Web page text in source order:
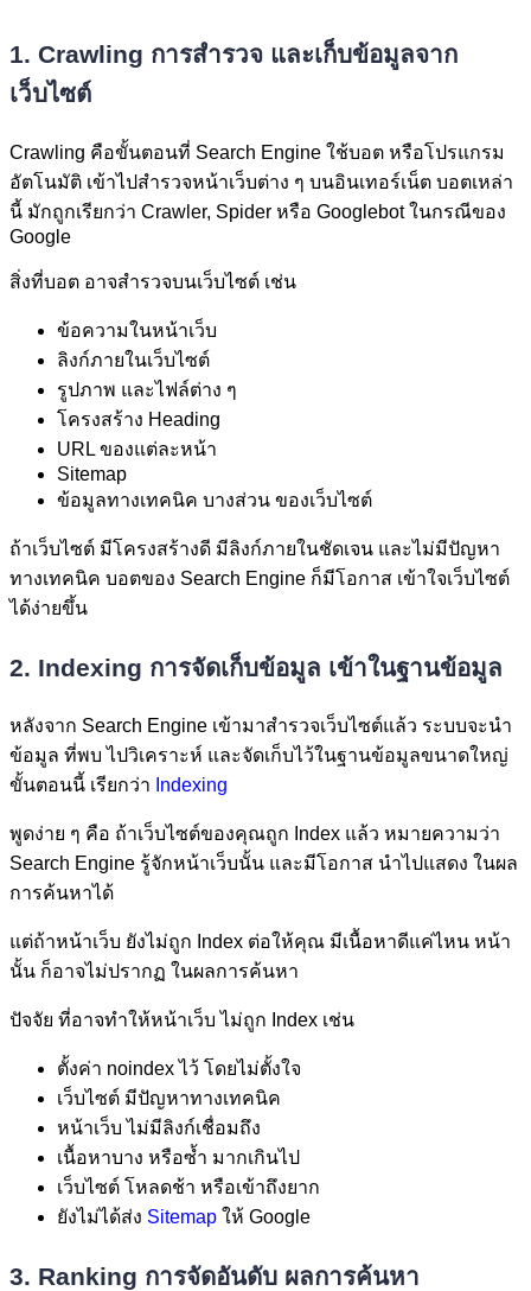
1. Crawling การสำรวจ และเก็บข้อมูลจาก
เว็บไซต์
Crawling คือขั้นตอนที่ Search Engine ใช้บอต หรือโปรแกรม
อัตโนมัติ เข้าไปสำรวจหน้าเว็บต่าง ๆ บนอินเทอร์เน็ต บอตเหล่า
นี้ มักถูกเรียกว่า Crawler, Spider หรือ Googlebot ในกรณีของ
Google
สิ่งที่บอต อาจสำรวจบนเว็บไซต์ เช่น
ข้อความในหน้าเว็บ
ลิงก์ภายในเว็บไซต์
รูปภาพ และไฟล์ต่าง ๆ
โครงสร้าง Heading
URL ของแต่ละหน้า
Sitemap
ข้อมูลทางเทคนิค บางส่วน ของเว็บไซต์
ถ้าเว็บไซต์ มีโครงสร้างดี มีลิงก์ภายในชัดเจน และไม่มีปัญหา
ทางเทคนิค บอตของ Search Engine ก็มีโอกาส เข้าใจเว็บไซต์
ได้ง่ายขึ้น
2. Indexing การจัดเก็บข้อมูล เข้าในฐานข้อมูล
หลังจาก Search Engine เข้ามาสำรวจเว็บไซต์แล้ว ระบบจะนำ
ข้อมูล ที่พบ ไปวิเคราะห์ และจัดเก็บไว้ในฐานข้อมูลขนาดใหญ่
ขั้นตอนนี้ เรียกว่า Indexing
พูดง่าย ๆ คือ ถ้าเว็บไซต์ของคุณถูก Index แล้ว หมายความว่า
Search Engine รู้จักหน้าเว็บนั้น และมีโอกาส นำไปแสดง ในผล
การค้นหาได้
แต่ถ้าหน้าเว็บ ยังไม่ถูก Index ต่อให้คุณ มีเนื้อหาดีแค่ไหน หน้า
นั้น ก็อาจไม่ปรากฏ ในผลการค้นหา
ปัจจัย ที่อาจทำให้หน้าเว็บ ไม่ถูก Index เช่น
ตั้งค่า noindex ไว้ โดยไม่ตั้งใจ
เว็บไซต์ มีปัญหาทางเทคนิค
หน้าเว็บ ไม่มีลิงก์เชื่อมถึง
เนื้อหาบาง หรือซ้ำ มากเกินไป
เว็บไซต์ โหลดช้า หรือเข้าถึงยาก
ยังไม่ได้ส่ง Sitemap ให้ Google
3. Ranking การจัดอันดับ ผลการค้นหา